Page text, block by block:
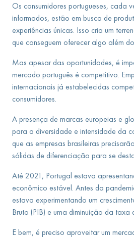
Os consumidores portugueses, cada
informados, estão em busca de
experiências únicas. Isso cria um
que conseguem oferecer algo além
Mas apesar das oportunidades, é
mercado português é competitivo.
internacionais já estabelecidas
consumidores.
A presença de marcas europeias e
para a diversidade e intensidade da
que as empresas brasileiras
sólidas de diferenciação para se
Até 2021, Portugal estava
econômico estável. Antes da
estava experimentando um
Bruto (PIB) e uma diminuição da taxa
E bem, é preciso aproveitar um